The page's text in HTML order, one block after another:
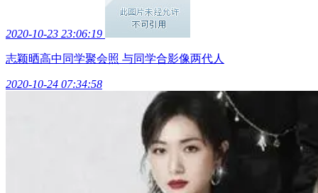
2020-10-23 23:06:19
志颖晒高中同学聚会照 与同学合影像两代人
2020-10-24 07:34:58